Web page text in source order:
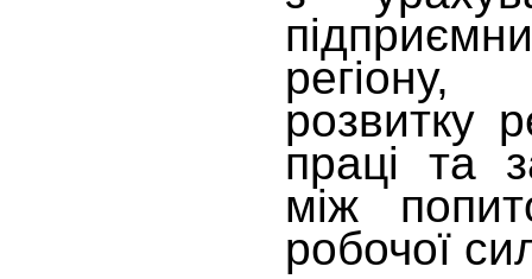
розвитку
праці та
між
робочої